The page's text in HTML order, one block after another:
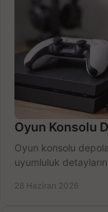
Oyun Konsolu
Oyun konsolu
uyumluluk
28 Haziran 2026